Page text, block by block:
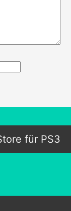
für PS3